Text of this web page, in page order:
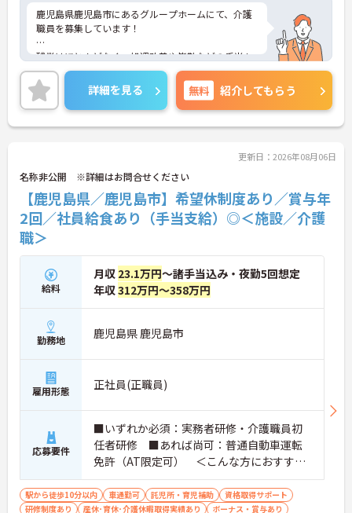
鹿児島県鹿児島市にあるグループホームにて、介護
職員を募集しています！
残業はほとんどなく、処遇改善や皆勤などの手当も
あり、とても働きやすい環境ですよ♪「
ご興味ある方には、面接対策ポイントなど、詳細を
お話しいたしますのでお気軽にご相談ください。
詳細を見る 無料 紹介してもらう
更新日：2026年08月06日
名称非公開 ※詳細はお問合せください
【鹿児島県／鹿児島市】希望休制度あり／賞与年
2回／社員給食あり（手当支給）◎＜施設／介護
職＞
給料
月収 23.1万円～諸手当込み・夜勤5回想定
年収312万円～358万円
勤務地 鹿児島県 鹿児島市
雇用形態 正社員(正職員)
応募要件
■いずれか必須：実務者研修・介護職員初
任者研修 ■あれば尚可：普通自動車運転
免許（AT限定可） ＜こんな方におすすめ
＞ワークライフバランスを大切にしたいと
お考えの方、入居者様それぞれに合わせ
駅から徒歩10分以内 車通勤可 託児所・育児補助
資格取得サポート
研修制度あり
産休･育休･介護休暇取得実績あり ボーナス・賞与あり